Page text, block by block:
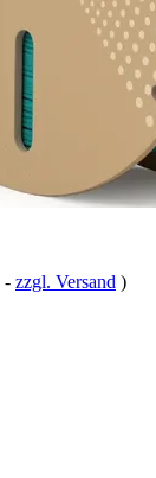
- zzgl. Versand )